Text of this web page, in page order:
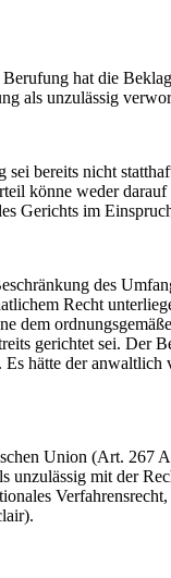
hat die
als unzulässig
nicht
könne weder
Gerichts im
des
Recht
dem
gerichtet sei.
hätte der
Union (Art. 267
unzulässig mit der